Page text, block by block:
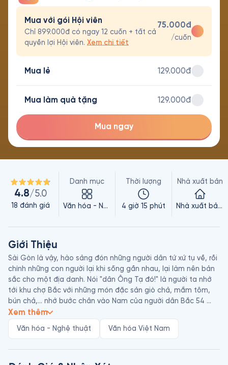
Mua với gói Hội viên
Chỉ 899.000đ có ngay 12 cuốn + tất cả
quyền lợi Hội viên. Xem chi tiết
75.000đ
/cuốn
Mua lẻ 129.000đ
Mua làm quà tặng 129.000đ
Mua ngay
4.8/5.0
18 đánh giá
Danh mục
Văn hóa - Nghệ thuật
Thời lượng
4 giờ 15 phút
Nhà xuất bản
Nhà xuất bản Trẻ
Giới Thiệu
Sài Gòn là vậy, hào sảng đón những người dân tứ xứ tụ về, rồi
chính những con người lại khi sống gần nhau, lại làm nên bản
sắc cho một địa danh. Nói "dân Ông Tạ đó!" là người ta nhớ
tới khu chợ Bắc với những món đặc sản giò chả, mắm tôm,
bún chả,... nhớ bước chân vào Nam của người dân Bắc 54
cùng khát vọng sống và vươn lên mạnh mẽ, nhớ đại đồn Chí
tin đồn hư hư thực thực, đặc biệt, đây là nơi quy tụ những văn
Xem thêm
Văn hóa - Nghệ thuật Văn hóa Việt Nam